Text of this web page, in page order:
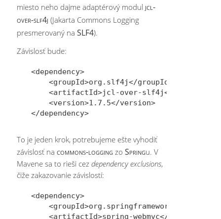
miesto neho dajme adaptérový modul jcl-
over-slf4j (Jakarta Commons Logging
presmerovaný naSLF4).
Závislosť bude:
<dependency>
    <groupId>org.slf4j</groupId>
<artifactId>jcl-over-slf4j</
    <version>1.7.5</version>
To je jeden krok, potrebujeme ešte vyhodiť
závislosť nacommons-logging zoSpringu. V
Mavene sa to rieši cezdependency exclusions,
čiže zakazovanie závislostí:
<dependency>
    <groupId>org.springframework</groupId>
    <artifactId>spring-webmvc</artifactId>